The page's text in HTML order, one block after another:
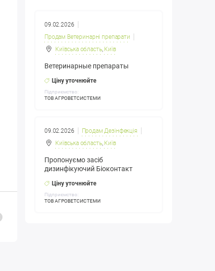
09.02.2026
Продам Ветеринарні препарати
Київська область, Київ
Ветеринарные препараты
Ціну уточнюйте
Підприємство:
ТОВ АГРОВЕТСИСТЕМИ
09.02.2026
Продам Дезінфекція
Київська область, Київ
Пропонуємо засіб
дизинфікуючий Біоконтакт
Ціну уточнюйте
Підприємство:
ТОВ АГРОВЕТСИСТЕМИ